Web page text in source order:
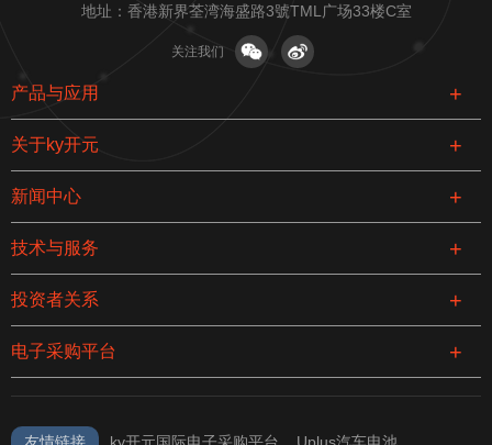
力：独特的设计及制
功率放电能力，即使
境下，也能轻松起动
车辆。容量设计符合
各种标准及规范，保
证电池有充足的能量
用高纯低钙合金，独
特的回流及密封结构
设计，失水极少，寿
命更长。
使在-30℃以下的低温
环境下，也能轻松起
动车辆。 电池容量：
地址：香港新界荃湾海盛路3號TML广场33楼C室
关注我们
产品与应用
关于ky开元
新闻中心
技术与服务
投资者关系
电子采购平台